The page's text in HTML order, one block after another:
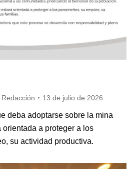
Redacción 13 de julio de 2026
deba adoptarse sobre la mina
a proteger a los
su actividad productiva.